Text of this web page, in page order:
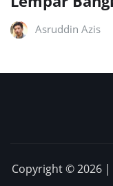
Asruddin Azis
Copyright © 2026